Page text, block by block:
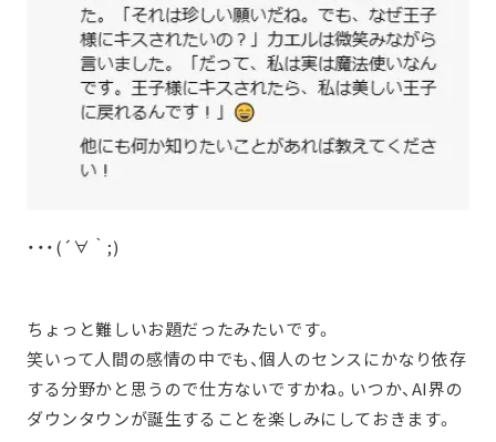
・・・(´∀｀;)
ちょっと難しいお題だったみたいです。
笑いって人間の感情の中でも、個人のセンスにかなり依存
する分野かと思うので仕方ないですかね。いつか、AI界の
ダウンタウンが誕生することを楽しみにしておきます。